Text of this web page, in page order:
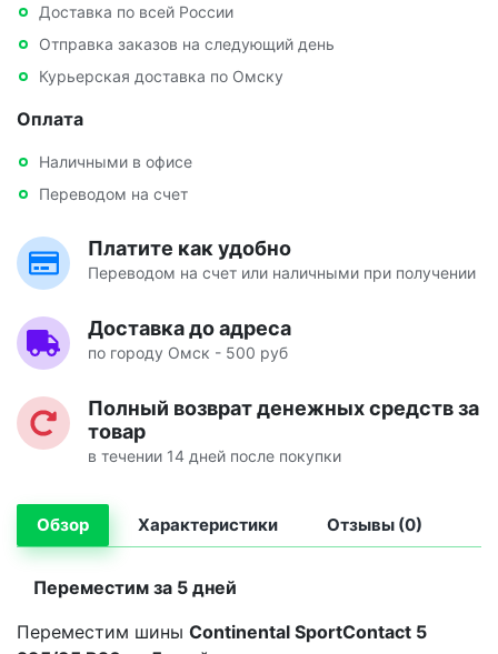
Доставка по всей России
Отправка заказов на следующий день
Курьерская доставка по Омску
Оплата
Наличными в офисе
Переводом на счет
Платите как удобно
Переводом на счет или наличными при получении
Доставка до адреса
по городу Омск - 500 руб
Полный возврат денежных средств за
товар
в течении 14 дней после покупки
Обзор Характеристики Отзывы (0)
Переместим за 5 дней
Переместим шины Continental SportContact 5